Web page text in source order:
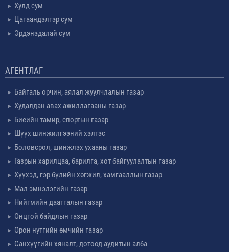
Хулд сум
Цагаандэлгэр сум
Эрдэнэдалай сум
АГЕНТЛАГ
Байгаль орчин, аялал жуулчлалын газар
Худалдан авах ажиллагааны газар
Биеийн тамир, спортын газар
Шүүх шинжилгээний хэлтэс
Боловсрол, шинжлэх ухааны газар
Газрын харилцаа, барилга, хот байгуулалтын газар
Хүүхэд, гэр бүлийн хөгжил, хамгааллын газар
Мал эмнэлэгийн газар
Нийгмийн даатгалын газар
Онцгой байдлын газар
Орон нутгийн өмчийн газар
Санхүүгийн хяналт, дотоод аудитын алба